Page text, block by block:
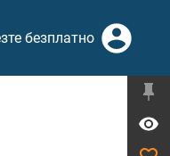
безплатно